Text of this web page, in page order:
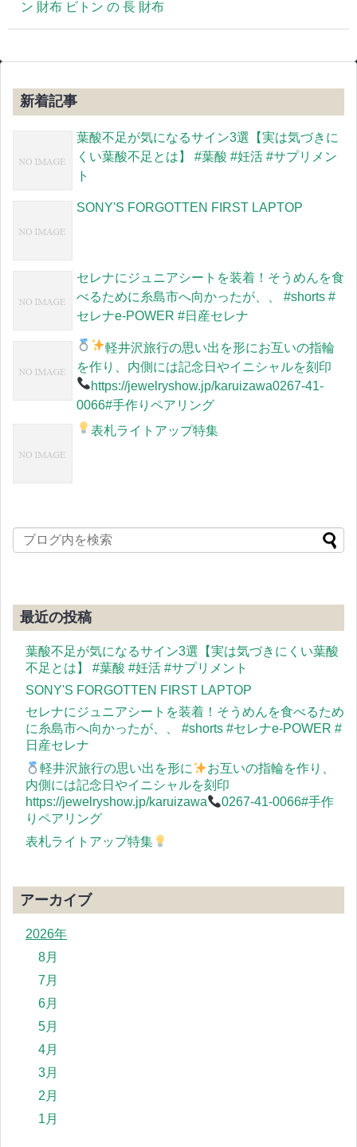
ン 財布 ビトン の 長 財布
新着記事
葉酸不足が気になるサイン3選【実は気づきに
くい葉酸不足とは】 #葉酸 #妊活 #サプリメン
ト
SONY'S FORGOTTEN FIRST LAPTOP
セレナにジュニアシートを装着！そうめんを食
べるために糸島市へ向かったが、、 #shorts #
セレナe-POWER #日産セレナ
軽井沢旅行の思い出を形にお互いの指輪
を作り、内側には記念日やイニシャルを刻印
https://jewelryshow.jp/karuizawa0267-41-
0066#手作りペアリング
表札ライトアップ特集
最近の投稿
葉酸不足が気になるサイン3選【実は気づきにくい葉酸
不足とは】 #葉酸 #妊活 #サプリメント
SONY'S FORGOTTEN FIRST LAPTOP
セレナにジュニアシートを装着！そうめんを食べるため
に糸島市へ向かったが、、 #shorts #セレナe-POWER #
日産セレナ
軽井沢旅行の思い出を形に
お互いの指輪を作り、
内側には記念日やイニシャルを刻印
https://jewelryshow.jp/karuizawa
0267-41-0066#手作
りペアリング
表札ライトアップ特集
アーカイブ
2026年
8月
7月
6月
5月
4月
3月
2月
1月